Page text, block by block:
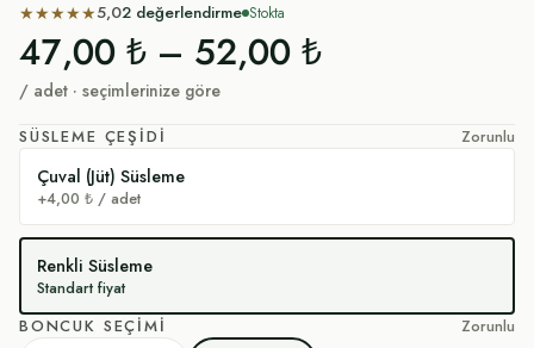
★★★★★5,02 değerlendirme Stokta
47,00 ₺ – 52,00 ₺
/ adet · seçimlerinize göre
SÜSLEME ÇEŞIDI Zorunlu
Çuval (Jüt) Süsleme
+4,00 ₺ / adet
Renkli Süsleme
Standart fiyat
BONCUK SEÇIMI Zorunlu